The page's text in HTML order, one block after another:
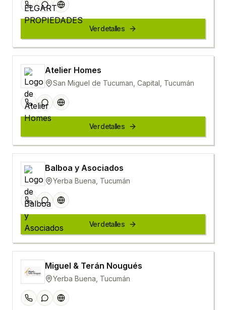
Ver detalles
Atelier Homes
San Miguel de Tucuman, Capital, Tucumán
Ver detalles
Balboa y Asociados
Yerba Buena, Tucumán
Ver detalles
Miguel & Terán Nougués
Yerba Buena, Tucumán